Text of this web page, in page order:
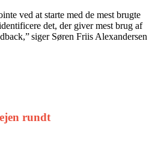
ved at starte med de mest brugte
det, der giver mest brug af
siger Søren Friis Alexandersen
rundt